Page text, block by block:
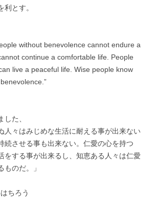
とす。
without benevolence cannot endure a
continue a comfortable life. People
live a peaceful life. Wise people know
た、
人々はみじめな生活に耐える事が出来ない
続させる事も出来ない。仁愛の心を持つ
をする事が出来るし、知恵ある人々は仁愛
のだ。」
ちろう